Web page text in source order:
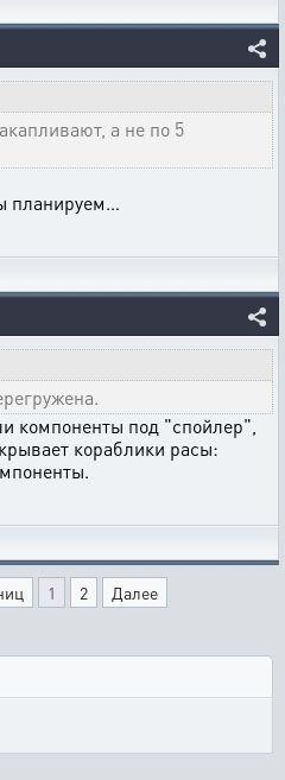
а не по 5
планируем…
компоненты под "спойлер",
кораблики расы:
1 2 Далее